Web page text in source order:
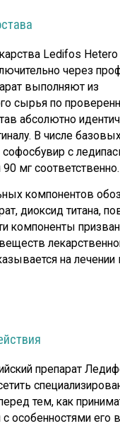
Ledifos Hetero
через
выполняют из
сырья по
абсолютно
В числе
софосбувир с
мг соответственно.
компонентов
диоксид титана,
компоненты
на лечении
препарат
тем, как
особенностями его